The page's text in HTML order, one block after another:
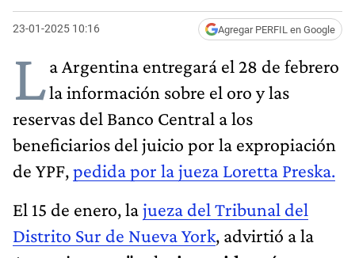
23-01-2025 10:16 Agregar PERFIL en Google
La Argentina entregará el 28 de febrero
la información sobre el oro y las
reservas del Banco Central a los
beneficiarios del juicio por la expropiación
de YPF,pedida por la jueza Loretta Preska.
El 15 de enero, lajueza del Tribunal del
Distrito Sur de Nueva York, advirtió a la